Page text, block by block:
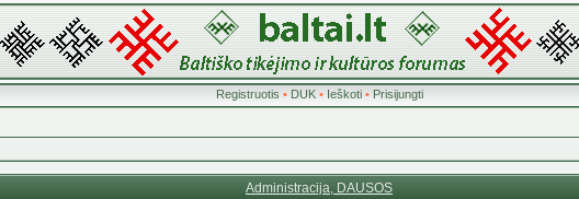
Registruotis • DUK• Ieškoti• Prisijungti
Administracija, DAUSOS